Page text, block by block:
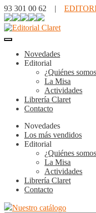
93 301 00 62 |
Novedades
Editorial
¿Quiénes
La Misa
Actividades
Librería Claret
Contacto
Novedades
Los más vendidos
Editorial
¿Quiénes
La Misa
Actividades
Librería Claret
Contacto
Nuestro catálogo